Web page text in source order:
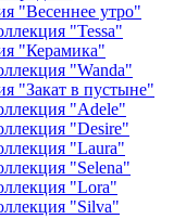
"Весеннее утро"
"Tessa"
"Керамика"
"Wanda"
"Закат в пустыне"
"Adele"
"Desire"
"Laura"
"Selena"
"Lora"
"Silva"